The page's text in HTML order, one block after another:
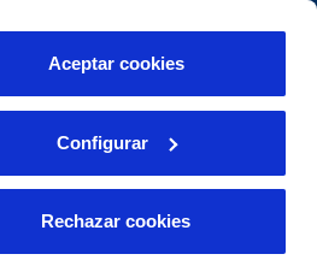
Aceptar cookies
Configurar
Rechazar cookies
o posibles
Área de clientes